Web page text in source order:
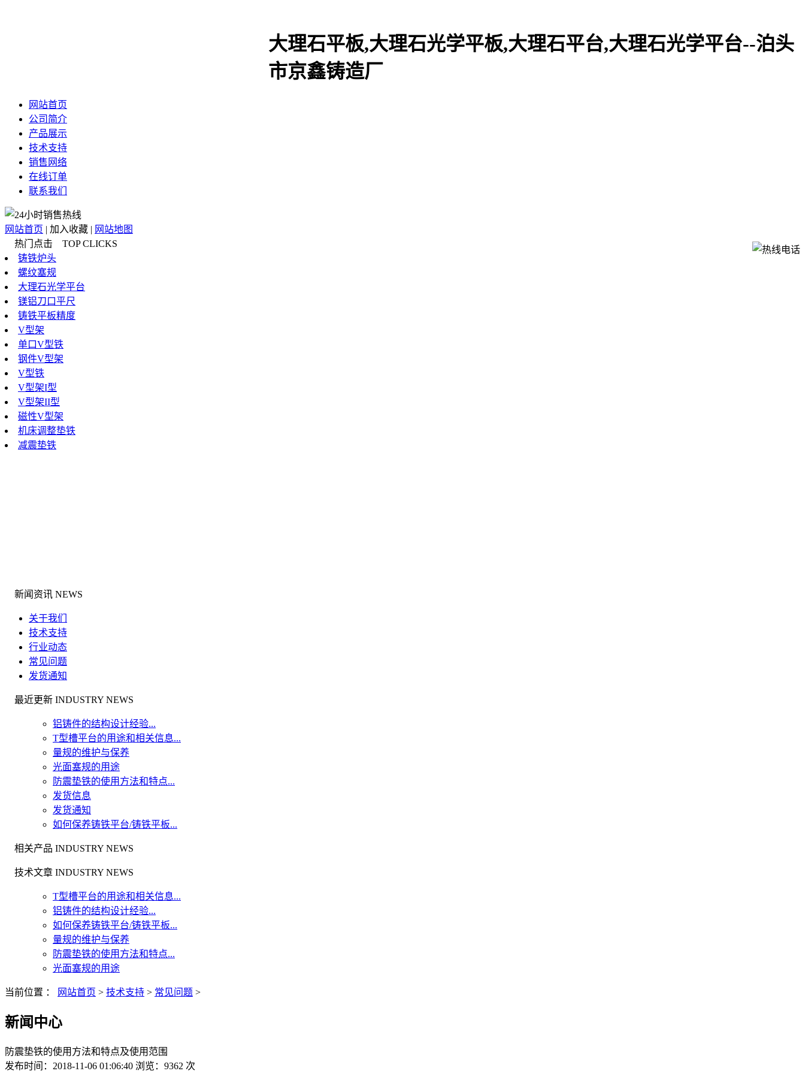
大理石平板,大理石光学平板,大理石平台,大理石光学平台--泊头
市京鑫铸造厂
网站首页
公司简介
产品展示
技术支持
销售网络
在线订单
联系我们
网站首页 | 加入收藏 | 网站地图
热门点击 TOP CLICKS
铸铁炉头
螺纹塞规
大理石光学平台
镁铝刀口平尺
铸铁平板精度
V型架
单口V型铁
钢件V型架
V型铁
V型架I型
V型架II型
磁性V型架
机床调整垫铁
减震垫铁
新闻资讯 NEWS
关于我们
技术支持
行业动态
常见问题
发货通知
最近更新 INDUSTRY NEWS
铝铸件的结构设计经验...
T型槽平台的用途和相关信息...
量规的维护与保养
光面塞规的用途
防震垫铁的使用方法和特点...
发货信息
发货通知
如何保养铸铁平台/铸铁平板...
相关产品 INDUSTRY NEWS
技术文章 INDUSTRY NEWS
T型槽平台的用途和相关信息...
铝铸件的结构设计经验...
如何保养铸铁平台/铸铁平板...
量规的维护与保养
防震垫铁的使用方法和特点...
光面塞规的用途
当前位置 ： 网站首页 > 技术支持 > 常见问题 >
新闻中心
防震垫铁的使用方法和特点及使用范围
发布时间：2018-11-06 01:06:40 浏览：9362 次